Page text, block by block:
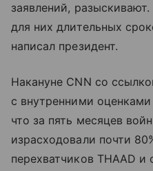
заявлений,
для них длительных
написал президент.
Накануне CNN со
с внутренними оценками
что за пять месяцев
израсходовали почти
перехватчиков THAAD